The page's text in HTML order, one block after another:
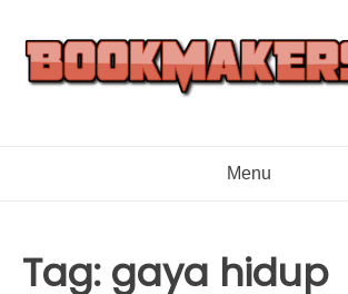
content
Menu
Tag: gaya hidup